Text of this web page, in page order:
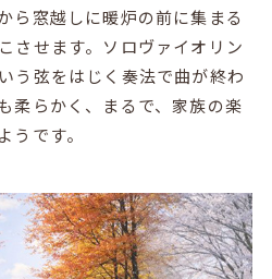
ら窓越しに暖炉の前に集まる
させます。ソロヴァイオリン
う弦をはじく奏法で曲が終わ
柔らかく、まるで、家族の楽
うです。